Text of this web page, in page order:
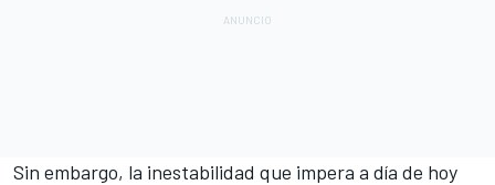
Sin embargo, la inestabilidad que impera a día de hoy